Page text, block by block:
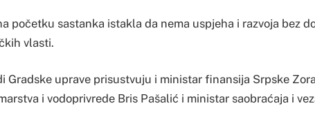
početku sastanka istakla da nema uspjeha i razvoja bez
vlasti.
Gradske uprave prisustvuju i ministar finansija Srpske
i vodoprivrede Bris Pašalić i ministar saobraćaja i